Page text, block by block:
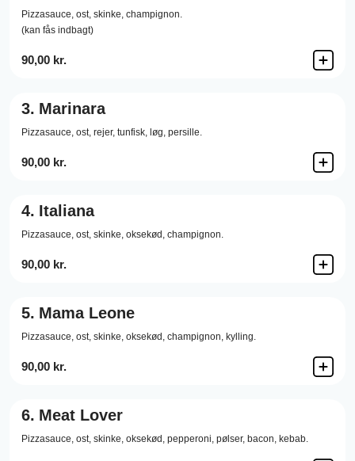
Pizzasauce, ost, skinke, champignon.
(kan fås indbagt)
90,00 kr.
3. Marinara
Pizzasauce, ost, rejer, tunfisk, løg, persille.
90,00 kr.
4. Italiana
Pizzasauce, ost, skinke, oksekød, champignon.
90,00 kr.
5. Mama Leone
Pizzasauce, ost, skinke, oksekød, champignon, kylling.
90,00 kr.
6. Meat Lover
Pizzasauce, ost, skinke, oksekød, pepperoni, pølser, bacon, kebab.